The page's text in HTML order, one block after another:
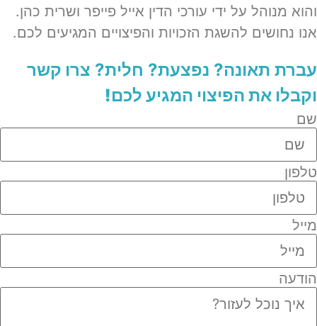
והוא מנוהל על ידי עורכי הדין אייל פייפר ושרית כהן.
אנו נחושים להשגת הזכויות והפיצויים המגיעים לכם.
עברת תאונה? נפצעת? חלית?​ צרו קשר
וקבלו את הפיצוי המגיע לכם!
שם
טלפון
מייל
הודעה